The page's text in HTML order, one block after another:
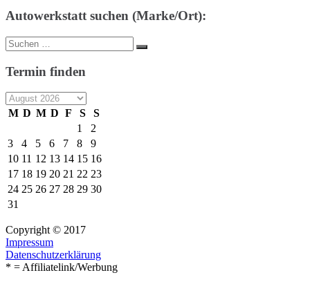
Autowerkstatt suchen (Marke/Ort):
Suche
nach:
Suchen
Termin finden
M D M D F S
S
1
2
3
4 5 6 7 8
9
10 11 12 13 14 15 16
17 18 19 20 21 22 23
24 25 26 27 28 29 30
31
Copyright © 2017
Impressum
Datenschutzerklärung
* = Affiliatelink/Werbung